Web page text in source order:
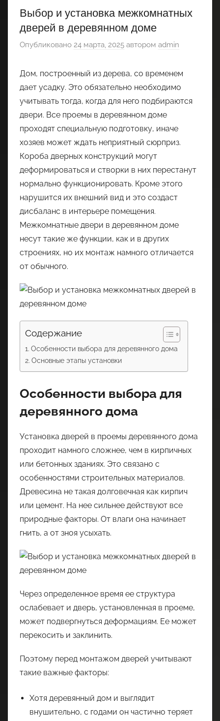
Выбор и установка межкомнатных
дверей в деревянном доме
Опубликовано 24 марта, 2025 автором admin
Дом, построенный из дерева, со временем
дает усадку. Это обязательно необходимо
учитывать тогда, когда для него подбираются
двери. Все проемы в деревянном доме
проходят специальную подготовку, иначе
хозяев может ждать неприятный сюрприз.
Короба дверных конструкций могут
деформироваться и створки в них перестанут
нормально функционировать. Кроме этого
нарушится их внешний вид и это создаст
дисбаланс в интерьере помещения.
Межкомнатные двери в деревянном доме
несут такие же функции, как и в других
строениях, но их монтаж намного отличается
от обычного.
Содержание
Особенности выбора для деревянного дома
Основные этапы установки
Особенности выбора для
деревянного дома
Установка дверей в проемы деревянного дома
проходит намного сложнее, чем в кирпичных
или бетонных зданиях. Это связано с
особенностями строительных материалов.
Древесина не такая долговечная как кирпич
или цемент. На нее сильнее действуют все
природные факторы. От влаги она начинает
гнить, а от зноя усыхать.
Через определенное время ее структура
ослабевает и дверь, установленная в проеме,
может подвергнуться деформациям. Ее может
перекосить и заклинить.
Поэтому перед монтажом дверей учитывают
такие важные факторы:
Хотя деревянный дом и выглядит
внушительно, с годами он частично теряет